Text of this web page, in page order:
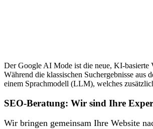
Der Google AI Mode ist die neue, KI-basierte
Während die klassischen Suchergebnisse
einem Sprachmodell (LLM), welches
SEO-Beratung: Wir sind Ihre
Wir bringen gemeinsam Ihre Website